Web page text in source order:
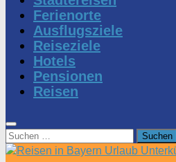
Ferienorte
Ausflugsziele
Reiseziele
Hotels
Pensionen
Reisen
Suchen
nach: